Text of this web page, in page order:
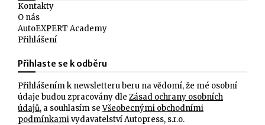
Kontakty
O nás
AutoEXPERT Academy
Přihlášení
Přihlaste se k odběru
Přihlášením k newsletteru beru na vědomí, že mé osobní
údaje budou zpracovány dle Zásad ochrany osobních
údajů, a souhlasím seVšeobecnými obchodními
podmínkamivydavatelství Autopress, s.r.o.